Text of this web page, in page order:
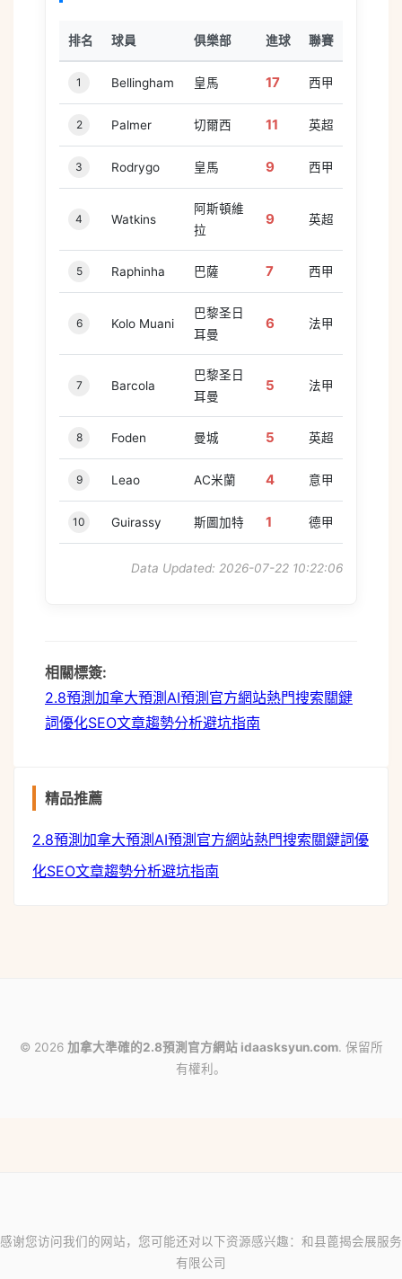
排名 球員 俱樂部 進球 聯賽
1 Bellingham 皇馬 17 西甲
2 Palmer 切爾西 11 英超
3 Rodrygo 皇馬 9 西甲
4 Watkins
阿斯頓維
拉
9 英超
5 Raphinha 巴薩 7 西甲
6 Kolo Muani
巴黎圣日
耳曼
6 法甲
7 Barcola
巴黎圣日
耳曼
5 法甲
8 Foden 曼城 5 英超
9 Leao AC米蘭 4 意甲
10 Guirassy 斯圖加特 1 德甲
Data Updated: 2026-07-22 10:22:06
相關標簽:
2.8預測 加拿大預測 AI預測 官方網站熱門搜索關鍵
詞優化SEO文章趨勢分析避坑指南
精品推薦
2.8預測 加拿大預測 AI預測 官方網站熱門搜索關鍵詞優
化SEO文章趨勢分析避坑指南
© 2026 加拿大準確的2.8預測官方網站 idaasksyun.com. 保留所
有權利。
感谢您访问我们的网站，您可能还对以下资源感兴趣：和县蓖揭会展服务
有限公司